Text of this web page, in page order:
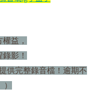
益，
影！
供完整錄音檔！逾期不